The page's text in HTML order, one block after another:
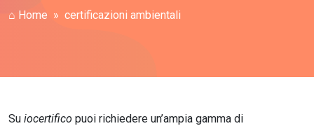
⌂ Home certificazioni ambientali
Su iocertifico puoi richiedere un’ampia gamma di